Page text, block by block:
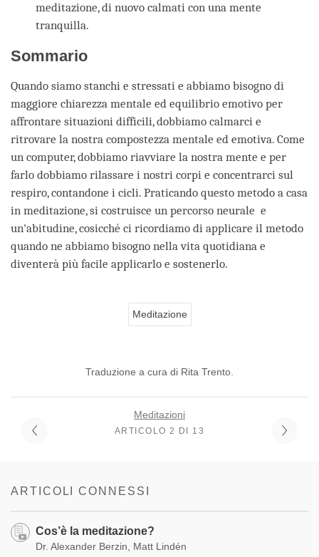
meditazione, di nuovo calmati con una mente
tranquilla.
Sommario
Quando siamo stanchi e stressati e abbiamo bisogno di
maggiore chiarezza mentale ed equilibrio emotivo per
affrontare situazioni difficili, dobbiamo calmarci e
ritrovare la nostra compostezza mentale ed emotiva. Come
un computer, dobbiamo riavviare la nostra mente e per
farlo dobbiamo rilassare i nostri corpi e concentrarci sul
respiro, contandone i cicli. Praticando questo metodo a casa
in meditazione, si costruisce un percorso neurale e
un'abitudine, cosicché ci ricordiamo di applicare il metodo
quando ne abbiamo bisogno nella vita quotidiana e
diventerà più facile applicarlo e sostenerlo.
Meditazione
Traduzione a cura di Rita Trento.
Meditazioni
ARTICOLO 2 DI 13
ARTICOLI CONNESSI
Cos’è la meditazione?
Dr. Alexander Berzin, Matt Lindén